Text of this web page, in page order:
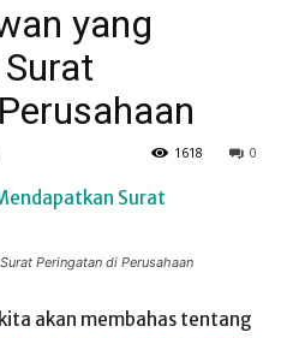
yang
0
1618
Peringatan di Perusahaan
akan membahas tentang